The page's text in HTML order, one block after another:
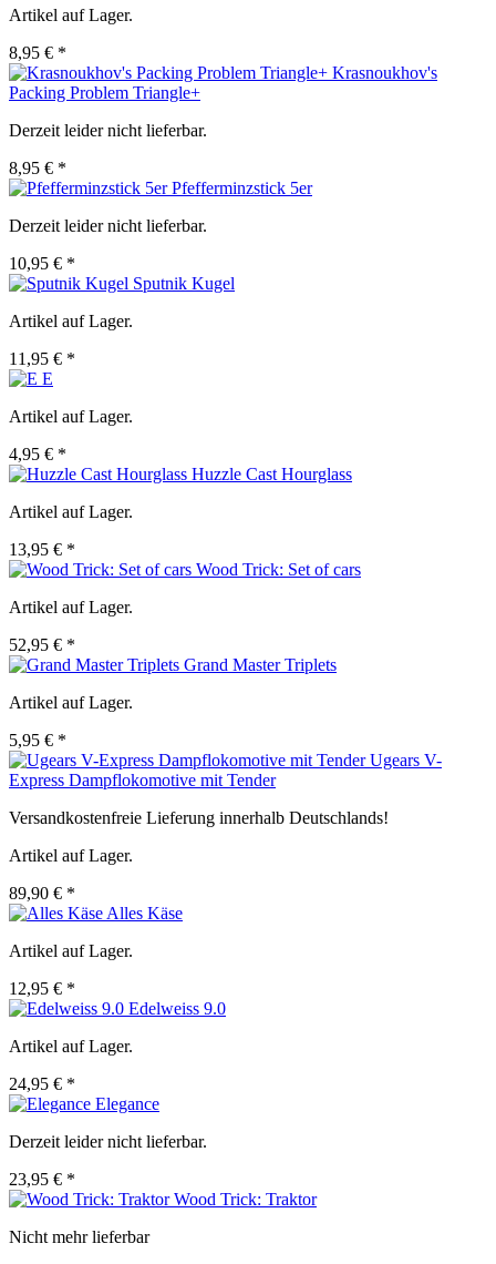
Artikel auf Lager.
8,95 € *
Krasnoukhov's
Packing Problem Triangle+
Derzeit leider nicht lieferbar.
8,95 € *
Pfefferminzstick 5er
Derzeit leider nicht lieferbar.
10,95 € *
Sputnik Kugel
Artikel auf Lager.
11,95 € *
E
Artikel auf Lager.
4,95 € *
Huzzle Cast Hourglass
Artikel auf Lager.
13,95 € *
Wood Trick: Set of cars
Artikel auf Lager.
52,95 € *
Grand Master Triplets
Artikel auf Lager.
5,95 € *
Ugears V-
Express Dampflokomotive mit Tender
Versandkostenfreie Lieferung innerhalb Deutschlands!
Artikel auf Lager.
89,90 € *
Alles Käse
Artikel auf Lager.
12,95 € *
Edelweiss 9.0
Artikel auf Lager.
24,95 € *
Elegance
Derzeit leider nicht lieferbar.
23,95 € *
Wood Trick: Traktor
Nicht mehr lieferbar